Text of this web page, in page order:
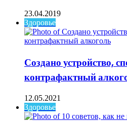
23.04.2019
Здоровье
Создано устройство,
контрафактный
12.05.2021
Здоровье